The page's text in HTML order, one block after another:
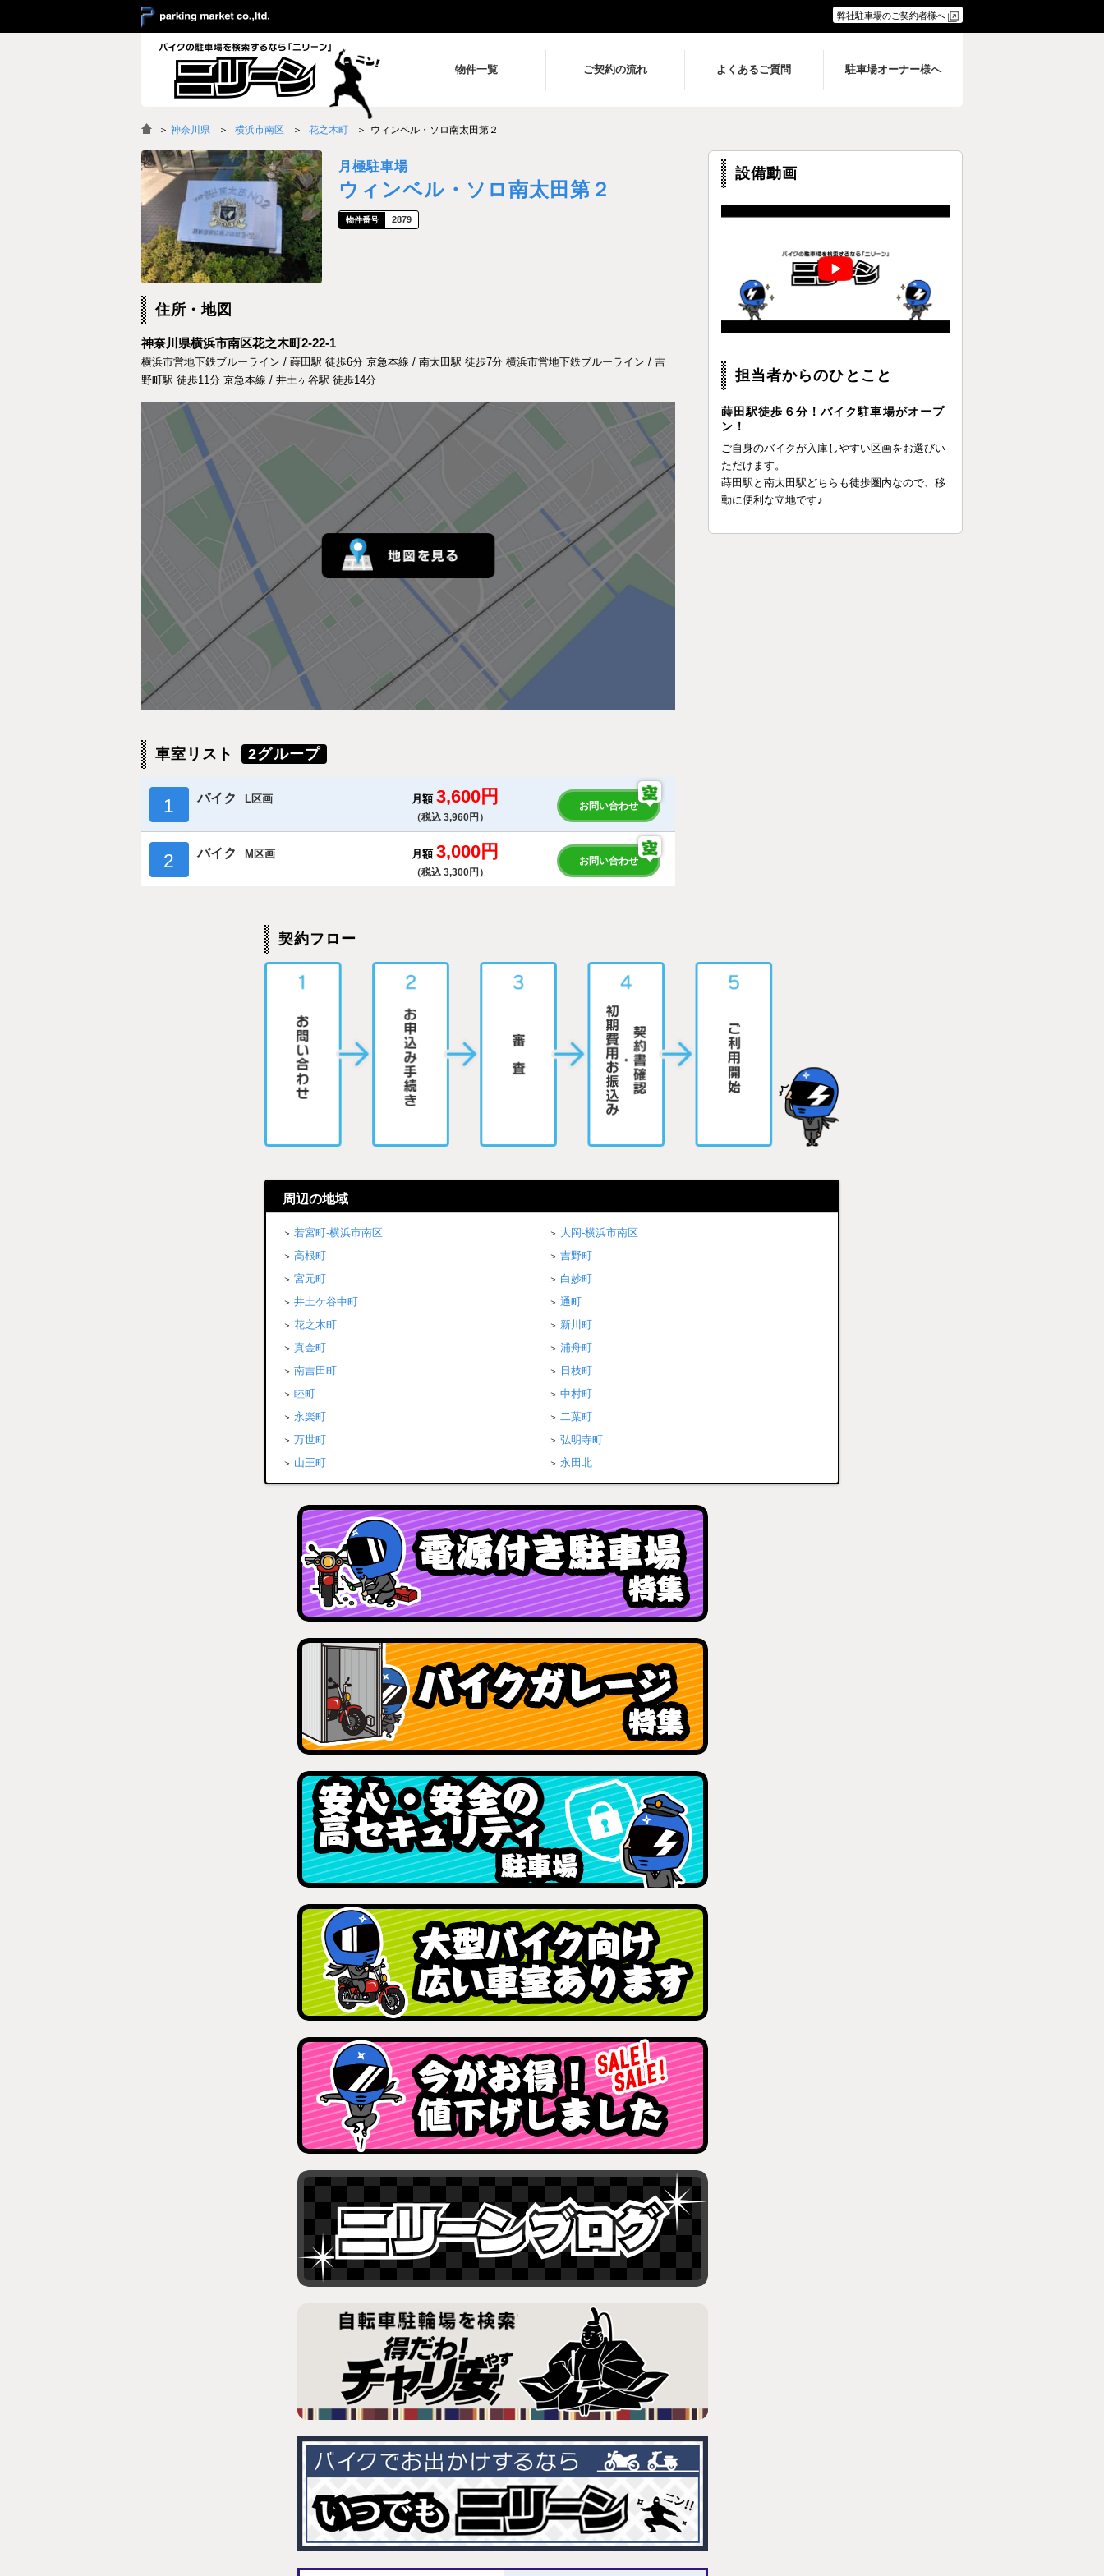
弊社駐車場のご契約者様へ
物件一覧 ご契約の流れ よくあるご質問 駐車場オーナー様へ
＞ 神奈川県 横浜市南区 花之木町 ウィンベル・ソロ南太田第２
月極駐車場
ウィンベル・ソロ南太田第２
2879
住所・地図
神奈川県横浜市南区花之木町2-22-1
横浜市営地下鉄ブルーライン / 蒔田駅 徒歩6分 京急本線 / 南太田駅 徒歩7分 横浜市営地下鉄ブルーライン / 吉
野町駅 徒歩11分 京急本線 / 井土ヶ谷駅 徒歩14分
車室リスト 2グループ
1 バイク L区画 月額 3,600円
（税込 3,960円）
お問い合わせ
2 バイク M区画 月額 3,000円
（税込 3,300円）
お問い合わせ
設備動画
担当者からのひとこと
蒔田駅徒歩６分！バイク駐車場がオープ
ン！
ご自身のバイクが入庫しやすい区画をお選びい
ただけます。
蒔田駅と南太田駅どちらも徒歩圏内なので、移
動に便利な立地です♪
契約フロー
周辺の地域
若宮町-横浜市南区
大岡-横浜市南区
高根町
吉野町
宮元町
白妙町
井土ケ谷中町
通町
花之木町
新川町
真金町
浦舟町
南吉田町
日枝町
睦町
中村町
永楽町
二葉町
万世町
弘明寺町
山王町
永田北